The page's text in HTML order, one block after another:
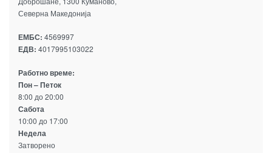
Северна Македонија
ЕМБС: 4569997
ЕДВ: 4017995103022
Работно време:
Пон – Петок
8:00 до 20:00
Сабота
10:00 до 17:00
Недела
Затворено